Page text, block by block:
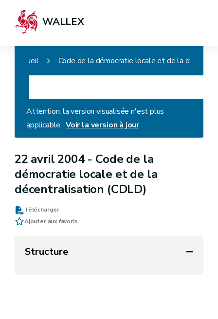
WALLEX
Accueil Code de la démocratie locale et de la décentralisation (CDLD)
Attention, la version visualisée n'est plus
applicable. Voir la version à jour
22 avril 2004 - Code de la
démocratie locale et de la
décentralisation (CDLD)
Télécharger
Ajouter aux favoris
Structure